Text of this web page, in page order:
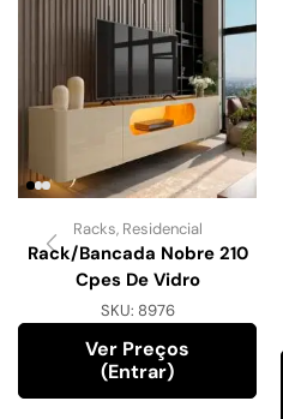
Racks, Residencial
Rack/Bancada Nobre 210
Cpes De Vidro
SKU: 8976
Ver Preços
(entrar)